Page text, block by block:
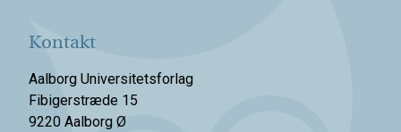
Kontakt
Aalborg Universitetsforlag
Fibigerstræde 15
9220 Aalborg Ø